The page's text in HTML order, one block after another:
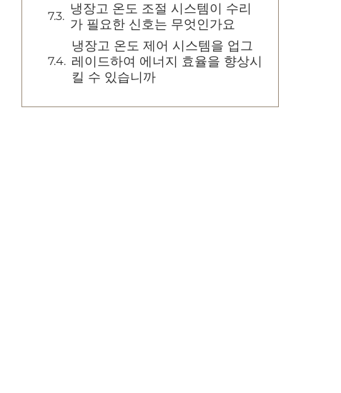
냉장고 온도 조절 시스템이 수리
가 필요한 신호는 무엇인가요
냉장고 온도 제어 시스템을 업그
레이드하여 에너지 효율을 향상시
킬 수 있습니까